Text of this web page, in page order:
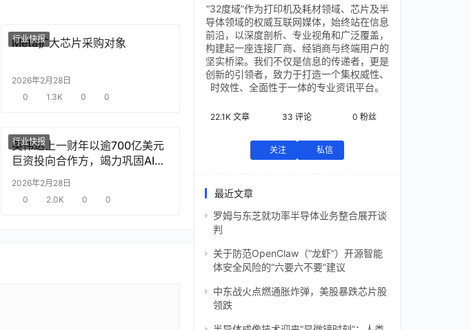
行业快报
Meta扩大芯片采购对象
2026年2月28日
0
1.3K 0 0
行业快报
英伟达上一财年以逾700亿美元
巨资投向合作方，竭力巩固AI芯
片需求
2026年2月28日
0
2.0K 0 0
“32度域”作为打印机及耗材领域、芯片及半
导体领域的权威互联网媒体，始终站在信息
前沿，以深度剖析、专业视角和广泛覆盖，
构建起一座连接厂商、经销商与终端用户的
坚实桥梁。我们不仅是信息的传递者，更是
创新的引领者，致力于打造一个集权威性、
时效性、全面性于一体的专业资讯平台。
22.1K 文章 33 评论 0 粉丝
关注 私信
最近文章
罗姆与东芝就功率半导体业务整合展开谈
判
关于防范OpenClaw（“龙虾”）开源智能
体安全风险的“六要六不要”建议
中东战火点燃通胀炸弹，美股暴跌芯片股
领跌